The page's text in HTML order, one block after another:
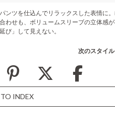
ンツを仕込んでリラックスした表情に
わせも、ボリュームスリーブの立体感
び」して見えない。
次のスタイル
INDEX